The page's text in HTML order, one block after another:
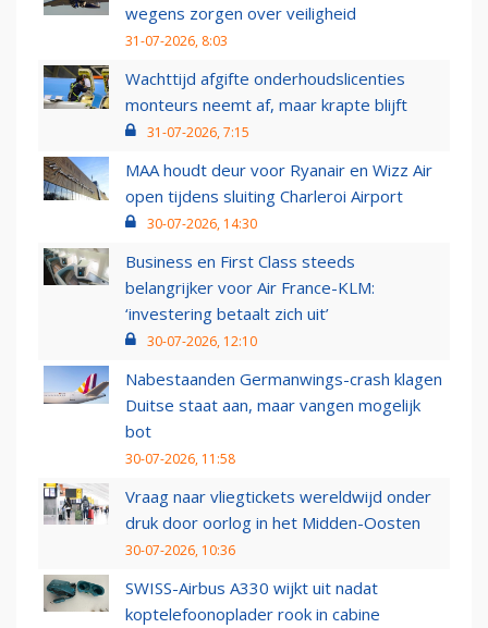
wegens zorgen over veiligheid
31-07-2026, 8:03
Wachttijd afgifte onderhoudslicenties
monteurs neemt af, maar krapte blijft
31-07-2026, 7:15
MAA houdt deur voor Ryanair en Wizz Air
open tijdens sluiting Charleroi Airport
30-07-2026, 14:30
Business en First Class steeds
belangrijker voor Air France-KLM:
‘investering betaalt zich uit’
30-07-2026, 12:10
Nabestaanden Germanwings-crash klagen
Duitse staat aan, maar vangen mogelijk
bot
30-07-2026, 11:58
Vraag naar vliegtickets wereldwijd onder
druk door oorlog in het Midden-Oosten
30-07-2026, 10:36
SWISS-Airbus A330 wijkt uit nadat
koptelefoonoplader rook in cabine